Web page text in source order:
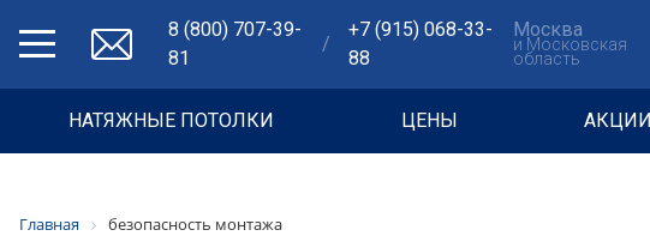
8 (800) 707-39-
81
/
+7 (915) 068-33-
88
Москва
и Московская
область
НАТЯЖНЫЕ ПОТОЛКИ ЦЕНЫ АКЦИИ
Главная безопасность монтажа